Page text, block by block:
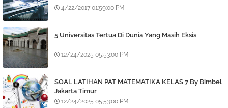
4/22/2017 01:59:00 PM
5 Universitas Tertua Di Dunia Yang Masih Eksis
12/24/2025 05:53:00 PM
SOAL LATIHAN PAT MATEMATIKA KELAS 7 By Bimbel
Jakarta Timur
12/24/2025 05:53:00 PM